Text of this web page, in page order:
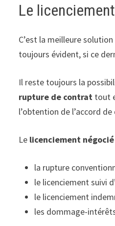
Le
C’est la meilleure
toujours évident, si ce
Il reste toujours la
rupture de contrat tout
l’obtention de l’accord de
Le licenciement négocié
la rupture
le licenciement suivi
le licenciement
les dommage-